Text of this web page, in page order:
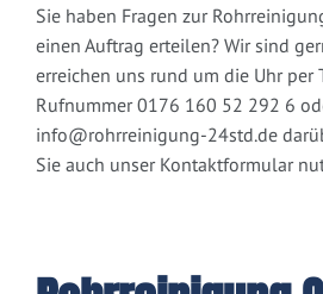
Sie haben Fragen zur
einen Auftrag erteilen? Wir sind
erreichen uns rund um die Uhr per
Rufnummer 0176 160 52 292 6
info@rohrreinigung-24std.de
Sie auch unser Kontaktformular